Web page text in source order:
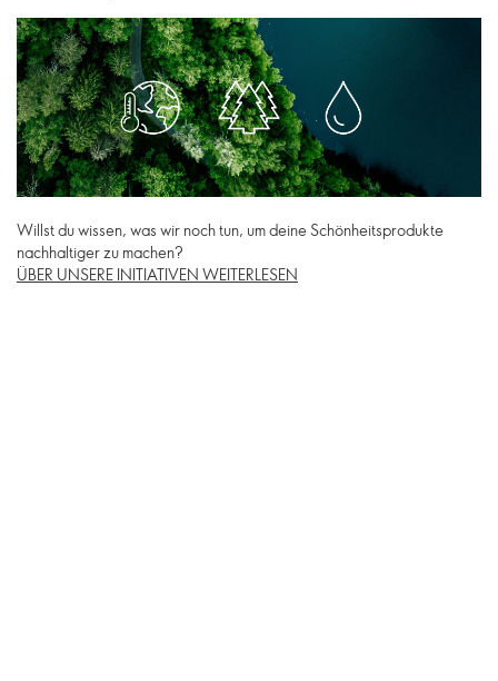
Willst du wissen, was wir noch tun, um deine Schönheitsprodukte
nachhaltiger zu machen?
ÜBER UNSERE INITIATIVEN WEITERLESEN